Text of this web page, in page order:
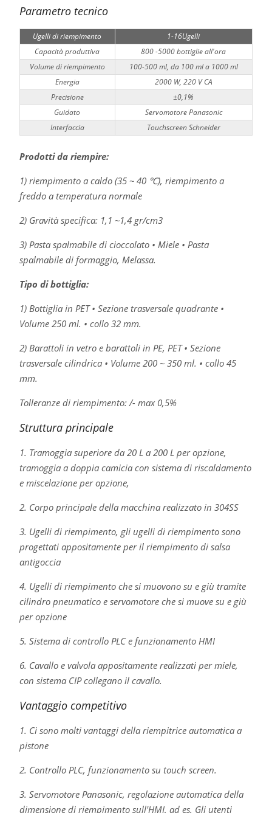
Parametro tecnico
Ugelli di riempimento
1-16Ugelli
Capacità produttiva
800 -5000 bottiglie all'ora
Volume di riempimento
100-500 ml, da 100 ml a 1000 ml
Energia
2000 W, 220 V CA
Precisione
±0,1%
Guidato
Servomotore Panasonic
Interfaccia
Touchscreen Schneider
Prodotti da riempire:
1) riempimento a caldo (35 ~ 40 ℃), riempimento a
freddo a temperatura normale
2) Gravità specifica: 1,1 ~1,4 gr/cm3
3) Pasta spalmabile di cioccolato • Miele • Pasta
spalmabile di formaggio, Melassa.
Tipo di bottiglia:
1) Bottiglia in PET • Sezione trasversale quadrante •
Volume 250 ml. • collo 32 mm.
2) Barattoli in vetro e barattoli in PE, PET • Sezione
trasversale cilindrica • Volume 200 ~ 350 ml. • collo 45
mm.
Tolleranze di riempimento: /- max 0,5%
Struttura principale
1. Tramoggia superiore da 20 L a 200 L per opzione,
tramoggia a doppia camicia con sistema di riscaldamento
e miscelazione per opzione,
2. Corpo principale della macchina realizzato in 304SS
3. Ugelli di riempimento, gli ugelli di riempimento sono
progettati appositamente per il riempimento di salsa
antigoccia
4. Ugelli di riempimento che si muovono su e giù tramite
cilindro pneumatico e servomotore che si muove su e giù
per opzione
5. Sistema di controllo PLC e funzionamento HMI
6. Cavallo e valvola appositamente realizzati per miele,
con sistema CIP collegano il cavallo.
Vantaggio competitivo
1. Ci sono molti vantaggi della riempitrice automatica a
pistone
2. Controllo PLC, funzionamento su touch screen.
3. Servomotore Panasonic, regolazione automatica della
dimensione di riempimento sull'HMI, ad es. Gli utenti